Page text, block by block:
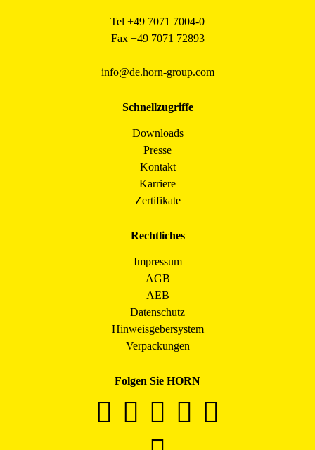
Tel +49 7071 7004-0
Fax +49 7071 72893
info@de.horn-group.com
Schnellzugriffe
Downloads
Presse
Kontakt
Karriere
Zertifikate
Rechtliches
Impressum
AGB
AEB
Datenschutz
Hinweisgebersystem
Verpackungen
Folgen Sie HORN